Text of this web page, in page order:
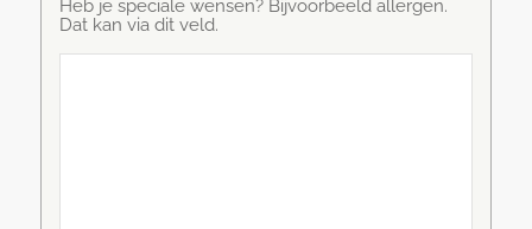
Heb je speciale wensen? Bijvoorbeeld allergen.
Dat kan via dit veld.